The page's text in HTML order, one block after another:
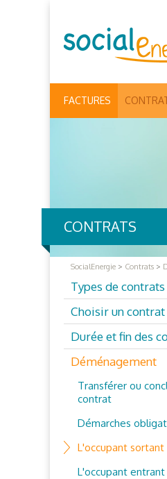
FACTURES
SocialEnergie > Contrats >
CONTRATS
Types de contrats
Choisir un contrat
Durée et fin des
Déménagement
Transférer ou
contrat
Démarches
L'occupant sortant
L'occupant entrant